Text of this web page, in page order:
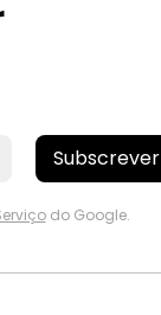
Subscrever
do Google.